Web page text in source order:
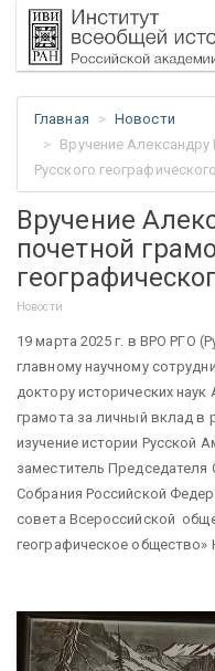
Главная
Новости
Вручение
Русского
Вручение
почетной
Новости
19 марта 2025 г. в ВРО РГО
главному научному
доктору исторических
грамота за личный вклад в
изучение истории Русской
заместитель
Собрания Российской
совета Всероссийской
географическое